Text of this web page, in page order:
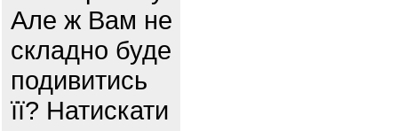
Але ж Вам не
складно буде
подивитись
її? Натискати